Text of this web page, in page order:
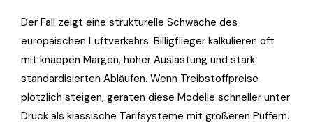
Der Fall zeigt eine strukturelle Schwäche des
europäischen Luftverkehrs. Billigflieger kalkulieren oft
mit knappen Margen, hoher Auslastung und stark
standardisierten Abläufen. Wenn Treibstoffpreise
plötzlich steigen, geraten diese Modelle schneller unter
Druck als klassische Tarifsysteme mit größeren Puffern.